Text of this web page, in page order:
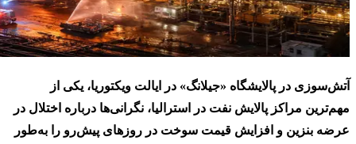
آتش‌سوزی در پالایشگاه «جیلانگ» در ایالت ویکتوریا، یکی از
مهم‌ترین مراکز پالایش نفت در استرالیا، نگرانی‌ها درباره اختلال در
عرضه بنزین و افزایش قیمت سوخت در روزهای پیش‌رو را به‌طور